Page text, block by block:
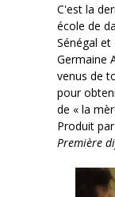
C'est la
école de
Sénégal
Germaine
venus de
pour
de « la
Produit
Première